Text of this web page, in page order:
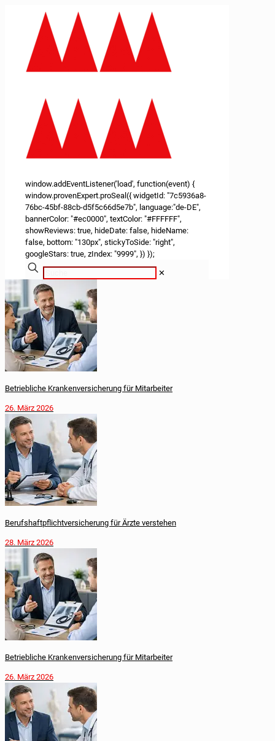
window.addEventListener('load', function(event) {
window.provenExpert.proSeal({ widgetId: "7c5936a8-
76bc-45bf-88cb-d5f5c66d5e7b", language:"de-DE",
bannerColor: "#ec0000", textColor: "#FFFFFF",
showReviews: true, hideDate: false, hideName:
false, bottom: "130px", stickyToSide: "right",
googleStars: true, zIndex: "9999", }) });
✕
Betriebliche Krankenversicherung für Mitarbeiter
26. März 2026
Berufshaftpflichtversicherung für Ärzte verstehen
28. März 2026
Betriebliche Krankenversicherung für Mitarbeiter
26. März 2026